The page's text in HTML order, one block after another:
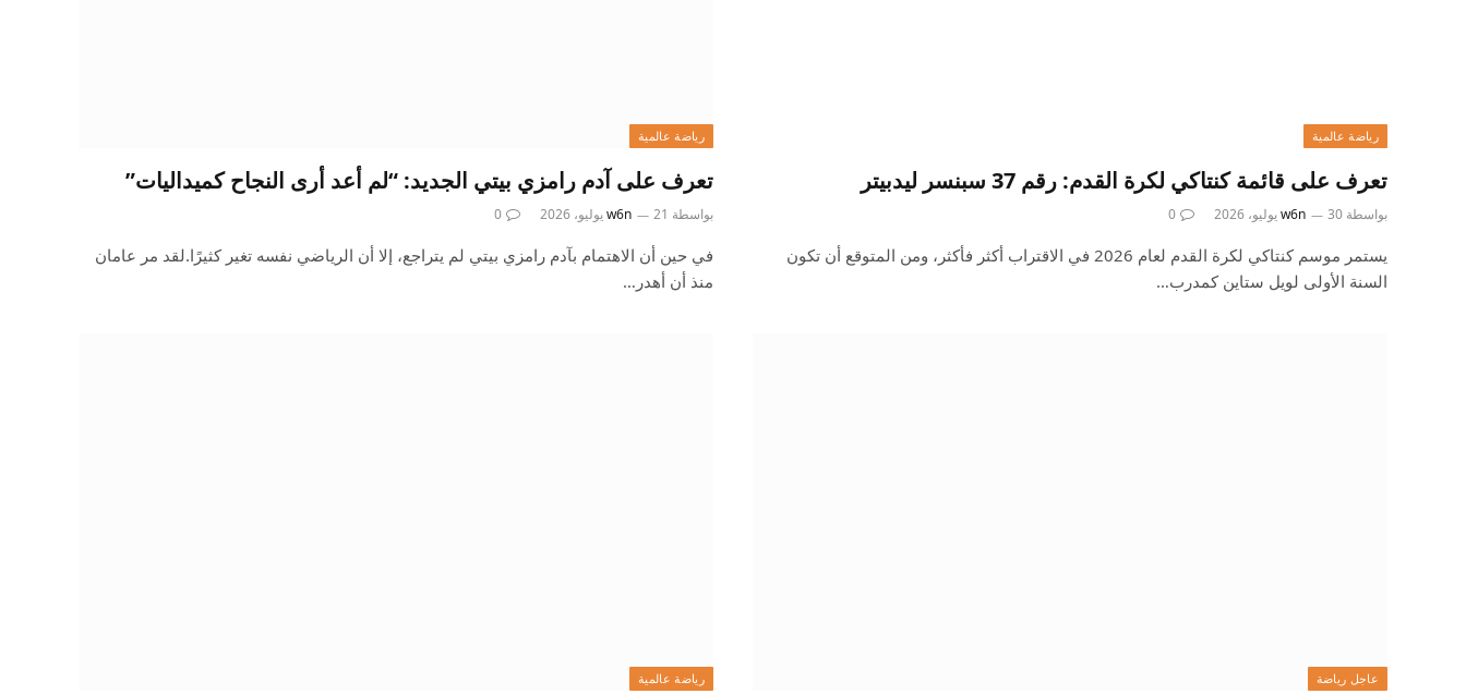
رياضة عالمية
تعرف على قائمة كنتاكي لكرة القدم: رقم 37 سبنسر ليدبيتر
بواسطة w6n 30 يوليو، 2026 0
يستمر موسم كنتاكي لكرة القدم لعام 2026 في الاقتراب أكثر فأكثر، ومن المتوقع أن تكون
السنة الأولى لويل ستاين كمدرب…
رياضة عالمية
تعرف على آدم رامزي بيتي الجديد: “لم أعد أرى النجاح كميداليات”
بواسطة w6n 21 يوليو، 2026 0
في حين أن الاهتمام بآدم رامزي بيتي لم يتراجع، إلا أن الرياضي نفسه تغير كثيرًا.لقد مر عامان
منذ أن أهدر…
عاجل رياضة رياضة عالمية